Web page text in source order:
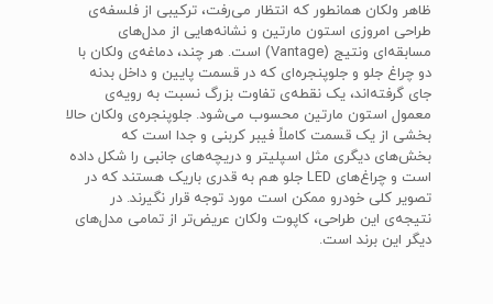
ظاهر ولکان همانطور که انتظار می‌رفت، ترکیبی از فلسفه‌ی
طراحی امروزی استون مارتین و نشانه‌هایی از مدل‌های
مسابقه‌ای ونتیج (Vantage) است. هر چند، دماغه‌ی ولکان با
دو چراغ جلو و جلوپنجره‌ای که در قسمت پایین و داخل بدنه
جای گرفته‌اند، یک نقطه‌ی تفاوت بزرگ نسبت به رویه‌ی
معمول استون مارتین محسوب می‌شود. جلوپنجره‌ی ولکان حالا
بخشی از یک قسمت کاملاً فیبر کربنی و جدا است که
بخش‌های دیگری مثل اسپلیتر و دریچه‌های جانبی را شکل داده
است و چراغ‌های LED جلو هم به قدری باریک هستند که در
تصویر کلی خودرو ممکن است مورد توجه قرار نگیرند. در
نتیجه‌ی این طراحی، کاپوت ولکان عریض‌تر از تمامی مدل‌های
دیگر این برند است.